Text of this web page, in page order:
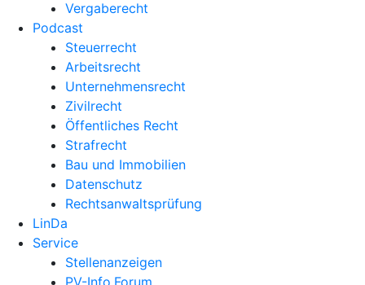
Vergaberecht
Podcast
Steuerrecht
Arbeitsrecht
Unternehmens­recht
Zivilrecht
Öffentliches Recht
Strafrecht
Bau und Immobilien
Datenschutz
Rechtsanwalts­prüfung
LinDa
Service
Stellenanzeigen
PV-Info.Forum